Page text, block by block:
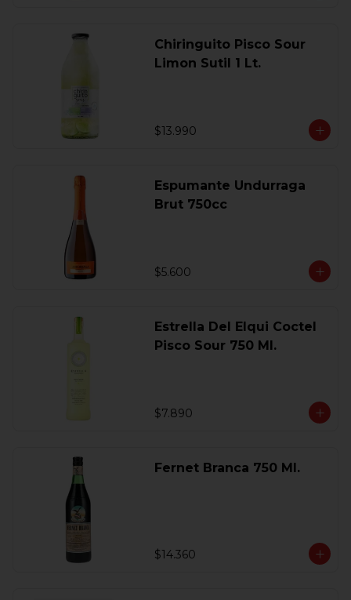
Chiringuito Pisco Sour
Limon Sutil 1 Lt.
$13.990
Espumante Undurraga
Brut 750cc
$5.600
Estrella Del Elqui Coctel
Pisco Sour 750 Ml.
$7.890
Fernet Branca 750 Ml.
$14.360